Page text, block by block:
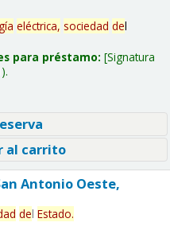
eléctrica, sociedad del
para préstamo: Signatura
al carrito
Antonio Oeste,
del Estado.